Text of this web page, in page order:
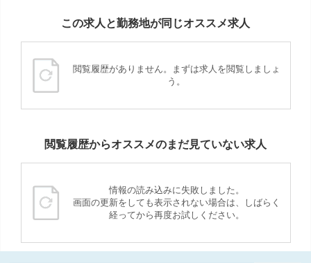
この求人と勤務地が同じオススメ求人
閲覧履歴がありません。まずは求人を閲覧しましょ
う。
閲覧履歴からオススメのまだ見ていない求人
情報の読み込みに失敗しました。
画面の更新をしても表示されない場合は、しばらく
経ってから再度お試しください。